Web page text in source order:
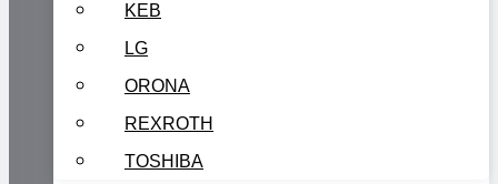
KEB
LG
ORONA
REXROTH
TOSHIBA